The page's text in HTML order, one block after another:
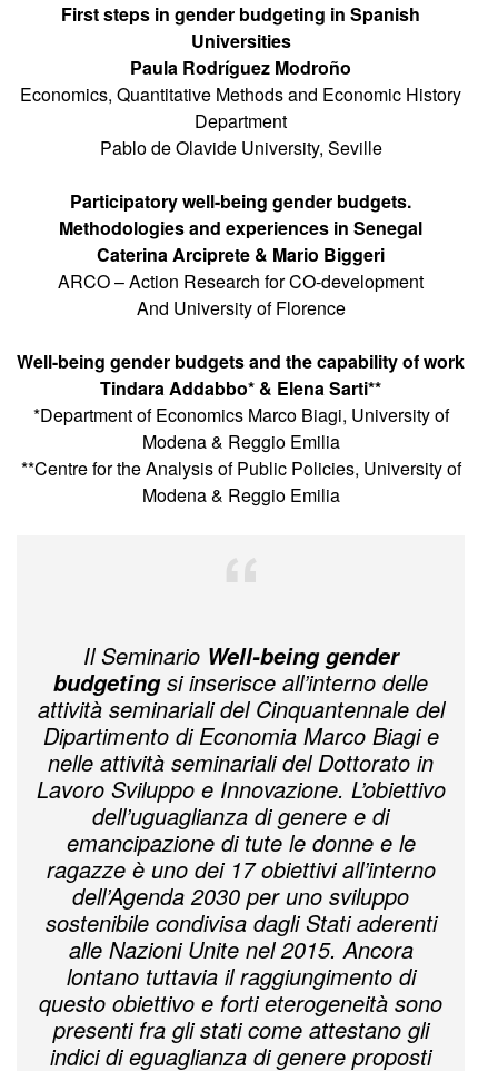
First steps in gender budgeting in Spanish
Universities
Paula Rodríguez Modroño
Economics, Quantitative Methods and Economic History
Department
Pablo de Olavide University, Seville
Participatory well-being gender budgets.
Methodologies and experiences in Senegal
Caterina Arciprete & Mario Biggeri
ARCO – Action Research for CO-development
And University of Florence
Well-being gender budgets and the capability of work
Tindara Addabbo* & Elena Sarti**
*Department of Economics Marco Biagi, University of
Modena & Reggio Emilia
**Centre for the Analysis of Public Policies, University of
Modena & Reggio Emilia
Il Seminario Well-being gender
budgetingsi inserisce all’interno delle
attività seminariali del Cinquantennale del
Dipartimento di Economia Marco Biagi e
nelle attività seminariali del Dottorato in
Lavoro Sviluppo e Innovazione. L’obiettivo
dell’uguaglianza di genere e di
emancipazione di tute le donne e le
ragazze è uno dei 17 obiettivi all’interno
dell’Agenda 2030 per uno sviluppo
sostenibile condivisa dagli Stati aderenti
alle Nazioni Unite nel 2015. Ancora
lontano tuttavia il raggiungimento di
questo obiettivo e forti eterogeneità sono
presenti fra gli stati come attestano gli
indici di eguaglianza di genere proposti